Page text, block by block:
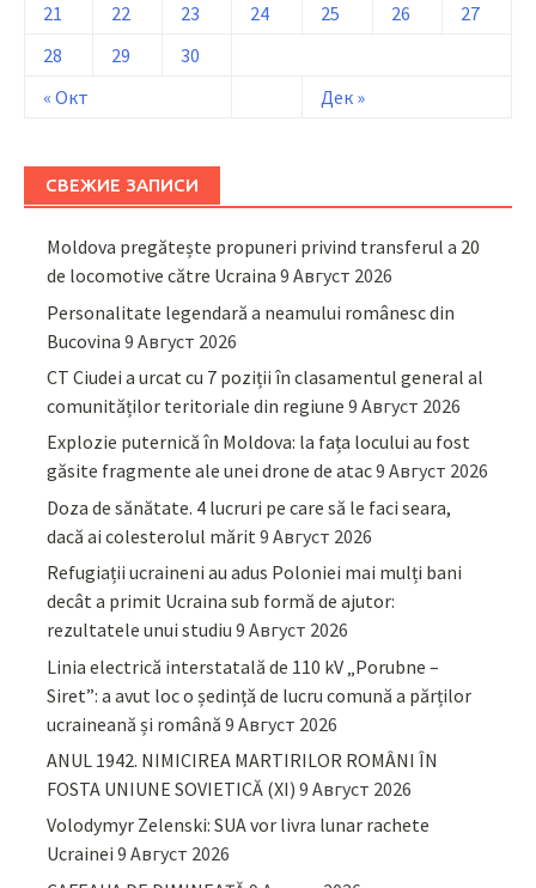
« Окт Дек »
21
22 23 24 25 26
27
28
29 30
СВЕЖИЕ ЗАПИСИ
Moldova pregătește propuneri privind transferul a 20
de locomotive către Ucraina 9 Август 2026
Personalitate legendară a neamului românesc din
Bucovina 9 Август 2026
CT Ciudei a urcat cu 7 poziții în clasamentul general al
comunităților teritoriale din regiune 9 Август 2026
Explozie puternică în Moldova: la fața locului au fost
găsite fragmente ale unei drone de atac9 Август 2026
Doza de sănătate. 4 lucruri pe care să le faci seara,
dacă ai colesterolul mărit 9 Август 2026
Refugiații ucraineni au adus Poloniei mai mulți bani
decât a primit Ucraina sub formă de ajutor:
rezultatele unui studiu 9 Август 2026
Linia electrică interstatală de 110 kV „Porubne –
Siret”: a avut loc o ședință de lucru comună a părților
ucraineană și română 9 Август 2026
ANUL 1942. NIMICIREA MARTIRILOR ROMÂNI ÎN
FOSTA UNIUNE SOVIETICĂ (XI) 9 Август 2026
Volodymyr Zelenski: SUA vor livra lunar rachete
Ucrainei 9 Август 2026